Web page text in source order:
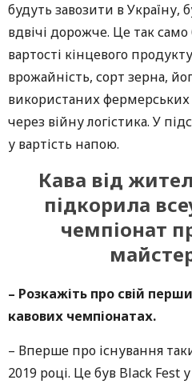
будуть завозити в
вдвічі дорожче. Це так
вартості кінцевого
врожайність, сорт зерна,
використаних фермерських
через війну логістика. У
у вартість напою.
Кава від
підкорила
чемпіонат
– Розкажіть про свій
кавових чемпіонатах.
– Вперше про існування
2019 році. Це був Black Fest